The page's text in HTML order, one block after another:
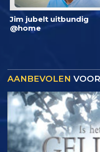
Jim jubelt uitbundig
@home
AANBEVOLEN